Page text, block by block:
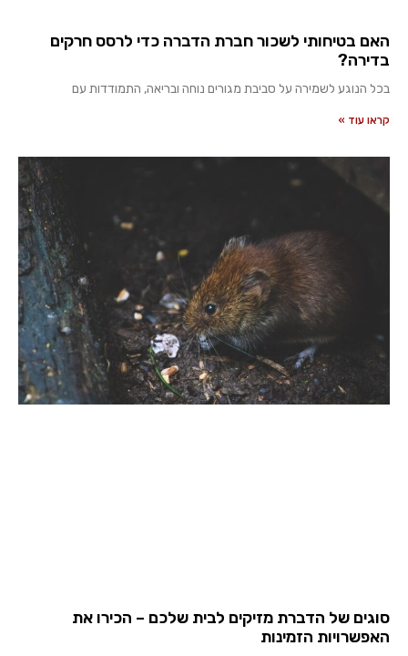
האם בטיחותי לשכור חברת הדברה כדי לרסס חרקים
בדירה?
בכל הנוגע לשמירה על סביבת מגורים נוחה ובריאה, התמודדות עם
קראו עוד »
סוגים של הדברת מזיקים לבית שלכם – הכירו את
האפשרויות הזמינות